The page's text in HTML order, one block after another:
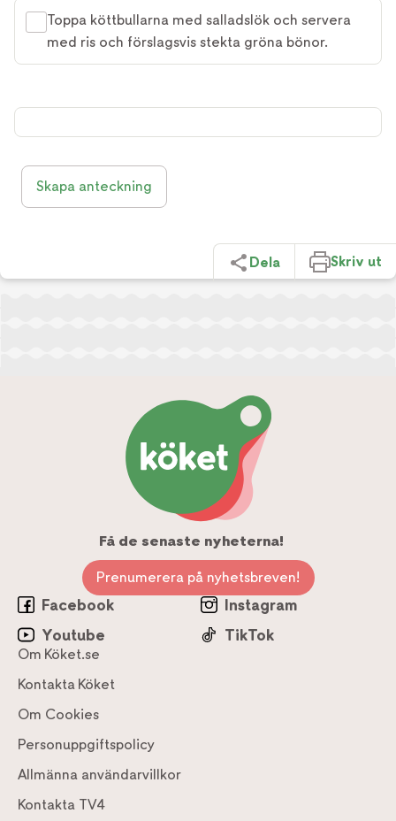
Toppa köttbullarna med salladslök och servera
med ris och förslagsvis stekta gröna bönor.
Skapa anteckning
Dela Skriv ut
Få de senaste nyheterna!
Prenumerera på nyhetsbreven!
Facebook
Instagram
Youtube
TikTok
Om Köket.se
Kontakta Köket
Om Cookies
Personuppgiftspolicy
Allmänna användarvillkor
Kontakta TV4